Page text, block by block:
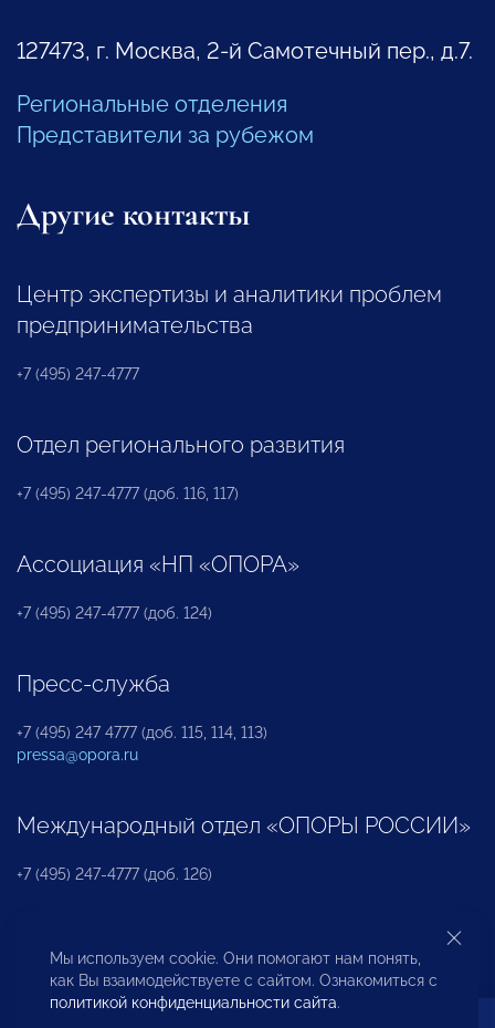
127473, г. Москва, 2-й Самотечный пер., д.7.
Региональные отделения
Представители за рубежом
Другие контакты
Центр экспертизы и аналитики проблем
предпринимательства
+7 (495) 247-4777
Отдел регионального развития
+7 (495) 247-4777 (доб. 116, 117)
Ассоциация «НП «ОПОРА»
+7 (495) 247-4777 (доб. 124)
Пресс-служба
+7 (495) 247 4777 (доб. 115, 114, 113)
pressa@opora.ru
Международный отдел «ОПОРЫ РОССИИ»
+7 (495) 247-4777 (доб. 126)
Бюро по защите прав предпринимателей и
инвесторов
Мы используем cookie. Они помогают нам понять,
как Вы взаимодействуете с сайтом. Ознакомиться с
политикой конфиденциальности сайта.